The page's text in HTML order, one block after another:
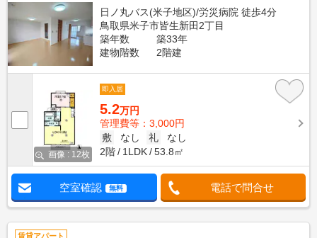
日ノ丸バス(米子地区)/労災病院 徒歩4分
鳥取県米子市皆生新田2丁目
築年数
築33年
建物階数
2階建
画像 : 12枚
即入居
5.2万円
管理費等：3,000円
敷
なし 礼
なし
2階
1LDK 53.8㎡
空室確認 無料 電話で問合せ
賃貸アパート